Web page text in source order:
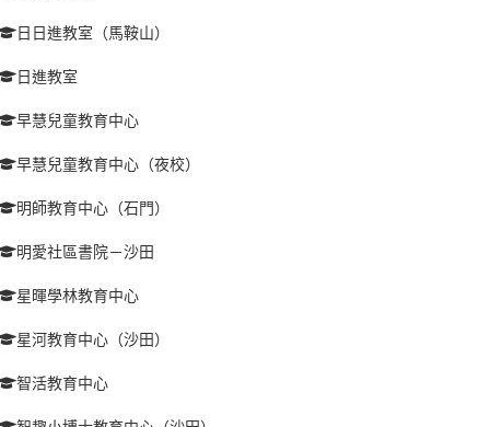
日日進教室（馬鞍山）
日進教室
早慧兒童教育中心
早慧兒童教育中心（夜校）
明師教育中心（石門）
明愛社區書院－沙田
星暉學林教育中心
星河教育中心（沙田）
智活教育中心